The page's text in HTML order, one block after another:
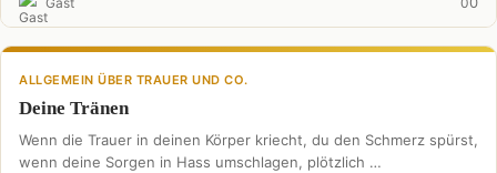
ALLGEMEIN ÜBER TRAUER UND CO.
Deine Tränen
Wenn die Trauer in deinen Körper kriecht, du den Schmerz spürst,
wenn deine Sorgen in Hass umschlagen, plötzlich …